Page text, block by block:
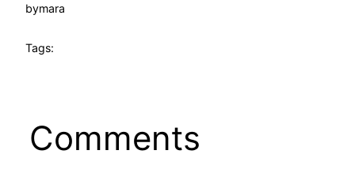
bymara
Tags:
Comments